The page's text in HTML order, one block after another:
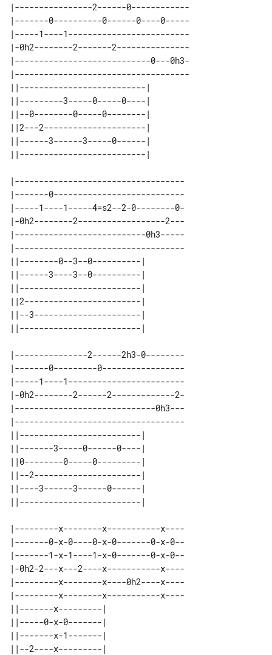
|----------------2------0------------
|-------0----------0------0----0-----
|-----1----1-------------------------
|-0h2--------2-------2---------------
|----------------------------0---0h3-
|------------------------------------
||--------------------------|
||---------3-----0-----0----|
||--0--------0-----0--------|
||2---2---------------------|
||------3------3-----0------|
|-----------------------------------
|-------0---------------------------
|-----1----1-----4=s2--2-0--------0-
|-0h2--------2------------------2---
|---------------------------0h3-----
|-----------------------------------
||--------0--3--0----------|
||------3----3--0----------|
||-------------------------|
||2------------------------|
||--3----------------------|
|---------------2------2h3-0--------
|-------0---------0-----------------
|-----1----1------------------------
|-0h2--------2------2-------------2-
|-----------------------------0h3---
|-----------------------------------
||-------------------------|
||-------3-----0------0----|
||0--------0-----0---------|
||--2----------------------|
||----3------3------0------|
|---------x--------x-----------x----
|-------0-x-0----0-x-0-------0-x-0--
|-------1-x-1----1-x-0-------0-x-0--
|-0h2-2---x---2----x-----------x----
|---------x--------x----0h2----x----
|---------x--------x-----------x----
||-------x---------|
||-----0-x-0-------|
||-------x-1-------|
||--2----x---------|